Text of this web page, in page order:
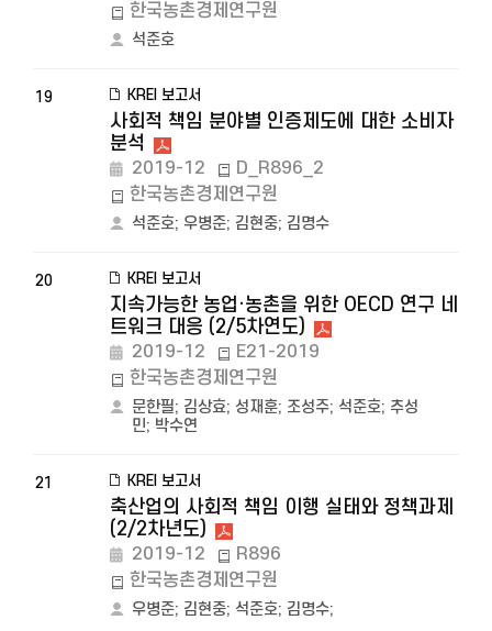
한국농촌경제연구원
석준호
19 KREI 보고서
사회적 책임 분야별 인증제도에 대한 소비자
분석
2019-12
D_R896_2
한국농촌경제연구원
석준호; 우병준; 김현중; 김명수
20 KREI 보고서
지속가능한 농업·농촌을 위한 OECD 연구 네
트워크 대응 (2/5차연도)
2019-12
E21-2019
한국농촌경제연구원
문한필; 김상효; 성재훈; 조성주; 석준호; 추성
민; 박수연
21 KREI 보고서
축산업의 사회적 책임 이행 실태와 정책과제
(2/2차년도)
2019-12
R896
한국농촌경제연구원
우병준; 김현중; 석준호; 김명수;